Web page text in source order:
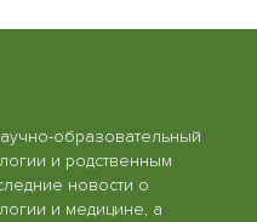
образовательный
и родственным
новости о
и медицине, а